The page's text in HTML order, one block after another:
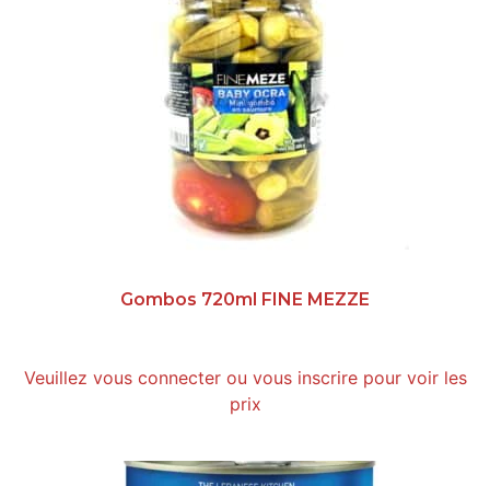
Gombos 720ml FINE MEZZE
Veuillez vous connecter ou vous inscrire pour voir les
prix